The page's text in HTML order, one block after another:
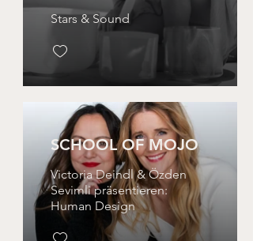
Stars & Sound
SCHOOL OF MOJO
Victoria Deindl & Özden
Sevimli präsentieren:
Human Design